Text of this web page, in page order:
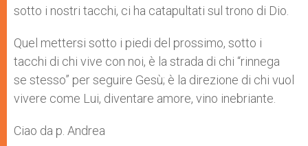
sotto i nostri tacchi, ci ha catapultati sul trono di Dio.
Quel mettersi sotto i piedi del prossimo, sotto i
tacchi di chi vive con noi, è la strada di chi “rinnega
se stesso” per seguire Gesù; è la direzione di chi vuol
vivere come Lui, diventare amore, vino inebriante.
Ciao da p. Andrea